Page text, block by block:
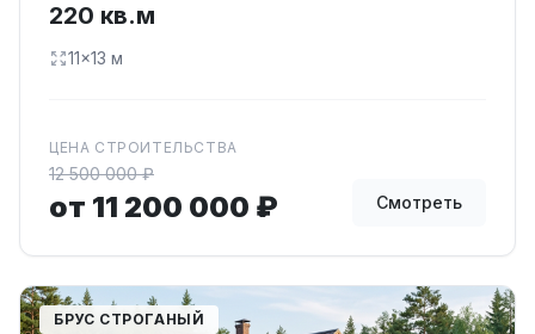
220 кв.м
11×13 м
ЦЕНА СТРОИТЕЛЬСТВА
12 500 000 ₽
от 11 200 000 ₽ Смотреть
БРУС СТРОГАНЫЙ